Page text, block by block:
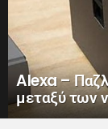
Alexa –
μεταξύ των